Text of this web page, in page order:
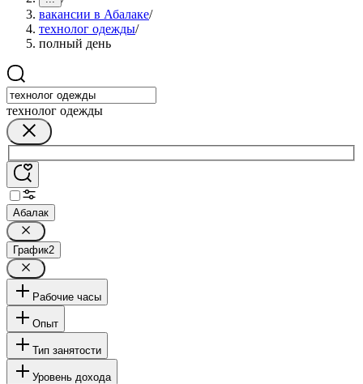
вакансии в Абалаке/
технолог одежды/
полный день
технолог одежды
Абалак
График2
Рабочие часы
Опыт
Тип занятости
Уровень дохода